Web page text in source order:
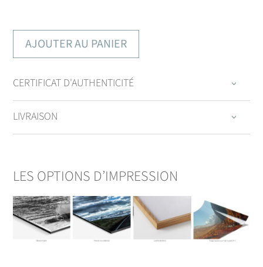
AJOUTER AU PANIER
CERTIFICAT D'AUTHENTICITÉ
LIVRAISON
LES OPTIONS D’IMPRESSION